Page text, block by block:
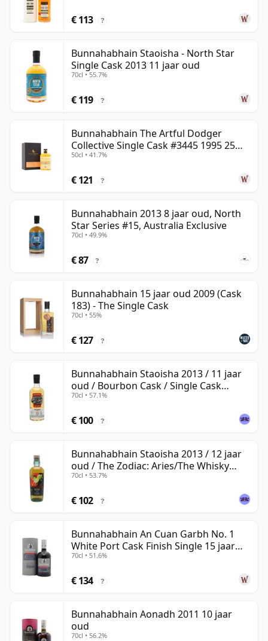
€ 113 ?
Bunnahabhain Staoisha - North Star
Single Cask 2013 11 jaar oud
70cl • 55.7%
€ 119 ?
Bunnahabhain The Artful Dodger
Collective Single Cask #3445 1995 25
jaar oud
50cl • 41.7%
€ 121 ?
Bunnahabhain 2013 8 jaar oud, North
Star Series #15, Australia Exclusive
70cl • 49.9%
€ 87 ?
Bunnahabhain 15 jaar oud 2009 (Cask
183) - The Single Cask
70cl • 55%
€ 127 ?
Bunnahabhain Staoisha 2013 / 11 jaar
oud / Bourbon Cask / Single Cask
Nation
70cl • 57.1%
€ 100 ?
Bunnahabhain Staoisha 2013 / 12 jaar
oud / The Zodiac: Aries/The Whisky
Exchange
70cl • 53.7%
€ 102 ?
Bunnahabhain An Cuan Garbh No. 1
White Port Cask Finish Single 15 jaar
oud
70cl • 51.6%
€ 134 ?
Bunnahabhain Aonadh 2011 10 jaar
oud
70cl • 56.2%